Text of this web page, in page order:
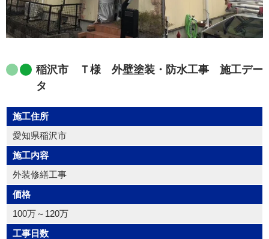
稲沢市 Ｔ様 外壁塗装・防水工事 施工デー
タ
施工住所
愛知県稲沢市
施工内容
外装修繕工事
価格
100万～120万
工事日数